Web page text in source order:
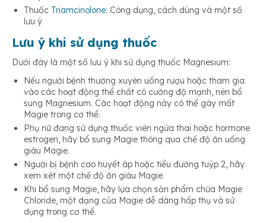
Thuốc Triamcinolone: Công dụng, cách dùng và một số
lưu ý
Lưu ý khi sử dụng thuốc
Dưới đây là một số lưu ý khi sử dụng thuốc Magnesium:
Nếu người bệnh thường xuyên uống rượu hoặc tham gia
vào các hoạt động thể chất có cường độ mạnh, nên bổ
sung Magnesium. Các hoạt động này có thể gây mất
Magie trong cơ thể.
Phụ nữ đang sử dụng thuốc viên ngừa thai hoặc hormone
estrogen, hãy bổ sung Magie thông qua chế độ ăn uống
giàu Magie.
Người bị bệnh cao huyết áp hoặc tiểu đường tuýp 2, hãy
xem xét một chế độ ăn giàu Magie.
Khi bổ sung Magie, hãy lựa chọn sản phẩm chứa Magie
Chloride, một dạng của Magie dễ dàng hấp thụ và sử
dụng trong cơ thể.